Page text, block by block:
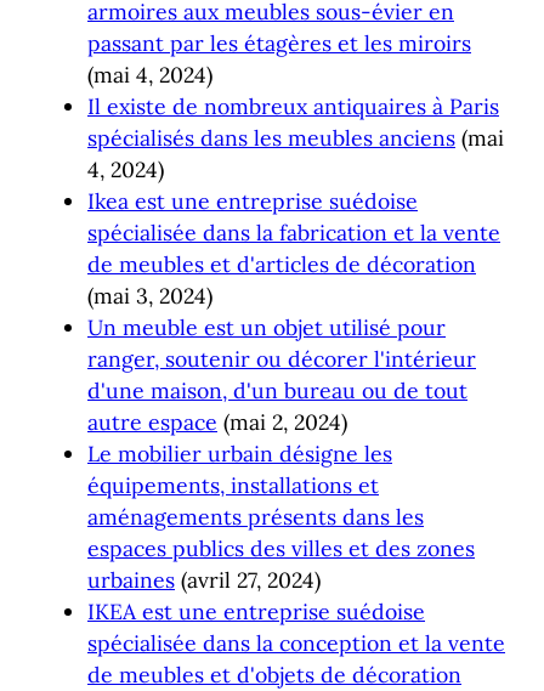
armoires aux meubles sous-évier en
passant par les étagères et les miroirs
(mai 4, 2024)
Il existe de nombreux antiquaires à Paris
spécialisés dans les meubles anciens (mai
4, 2024)
Ikea est une entreprise suédoise
spécialisée dans la fabrication et la vente
de meubles et d'articles de décoration
(mai 3, 2024)
Un meuble est un objet utilisé pour
ranger, soutenir ou décorer l'intérieur
d'une maison, d'un bureau ou de tout
autre espace (mai 2, 2024)
Le mobilier urbain désigne les
équipements, installations et
aménagements présents dans les
espaces publics des villes et des zones
urbaines (avril 27, 2024)
IKEA est une entreprise suédoise
spécialisée dans la conception et la vente
de meubles et d'objets de décoration